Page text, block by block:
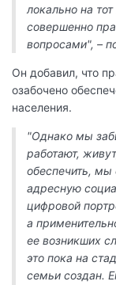
локально на
совершенно
вопросами", –
Он добавил, что
озабочено
населения.
"Однако мы
работают,
обеспечить, мы
адресную
цифровой
а
ее возникших
это пока на
семьи создан.